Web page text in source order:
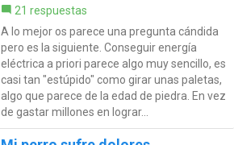
21 respuestas
A lo mejor os parece una pregunta cándida
pero es la siguiente. Conseguir energía
eléctrica a priori parece algo muy sencillo, es
casi tan "estúpido" como girar unas paletas,
algo que parece de la edad de piedra. En vez
de gastar millones en lograr...